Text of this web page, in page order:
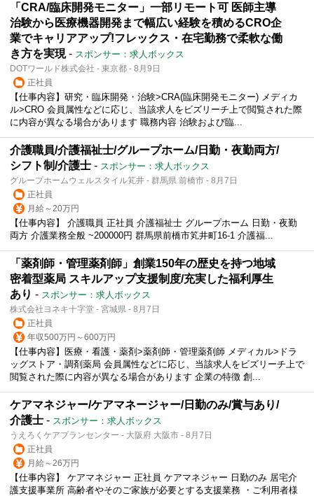
「CRA/臨床開発モニター」一部リモート可 医師主導
治験から医療機器開発まで幅広い経験を積めるCRO企
業でキャリアアップ!フレックス・在宅勤務で柔軟な働
き方を実現- スポンサー：求人ボックス
DOTワールド株式会社 - 東京都 - 8月9日
正社員
【仕事内容】研究・臨床開発・治験>CRA(臨床開発モニター) メディカ
ル>CRO 会員属性などに応じ、当該求人をビズリーチ上で閲覧された際
に内容が異なる場合があります 職務内容 治験および臨...
介護職員/介護福祉士/グループホーム/日勤・夜勤両方/
シフト制/介護士 - スポンサー：求人ボックス
グループホームウェルスタイル笂井 - 群馬県 前橋市 - 8月7日
正社員
月給～20万円
【仕事内容】 介護職員 正社員 介護福祉士 グループホーム 日勤・夜勤
両方 介護業務全般 ~200000円 群馬県前橋市笂井町16-1 介護福...
「薬剤師・管理薬剤師」創業150年の歴史を持つ地域
密着型薬局 スキルアップ支援制度/充実した福利厚生
あり - スポンサー：求人ボックス
株式会社ヨネキ十字堂 - 宮城県 - 8月7日
正社員
年収500万円～600万円
【仕事内容】医療・看護・薬剤>薬剤師・管理薬剤師 メディカル>ドラ
ッグストア・調剤薬局 会員属性などに応じ、当該求人をビズリーチ上で
閲覧された際に内容が異なる場合があります 企業の特徴 創...
ケアマネジャー/ケアマネージャー/日勤のみ/賞与あり/
介護士 - スポンサー：求人ボックス
うえろくケアプランセンター - 大阪府 大阪市 - 8月7日
正社員
月給～26万円
【仕事内容】 ケアマネジャー 正社員 ケアマネジャー 日勤のみ 居宅介
護支援事業所 高齢者やそのご家族が必要とする支援業務 ・ご利用者様